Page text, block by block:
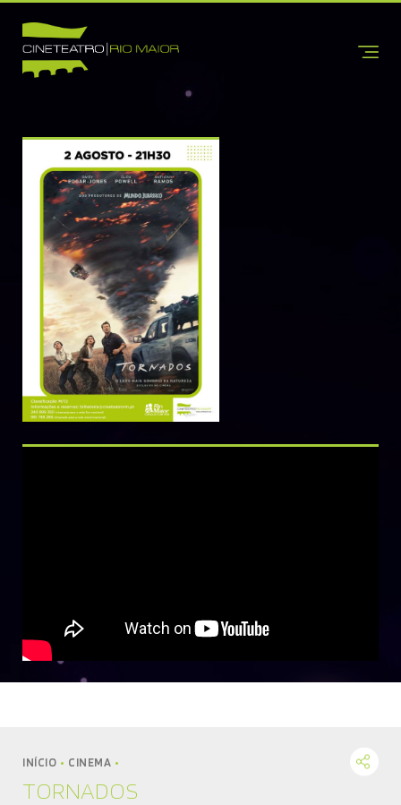
INÍCIO
CINETEATRO
SOBRE NÓS
CONTACTOS
INFORMAÇÕES
BILHETEIRA
CINEMA
TEATRO
DANÇA
MÚSICA
DIVERSOS
INÍCIO CINEMA
TORNADOS